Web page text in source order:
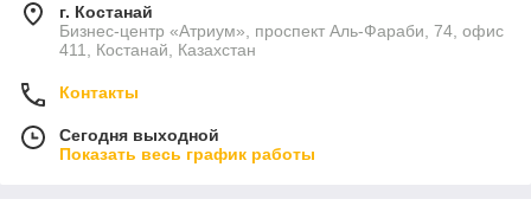
г. Костанай
Бизнес-центр «Атриум», проспект Аль-Фараби, 74, офис
411, Костанай, Казахстан
Контакты
Сегодня выходной
Показать весь график работы